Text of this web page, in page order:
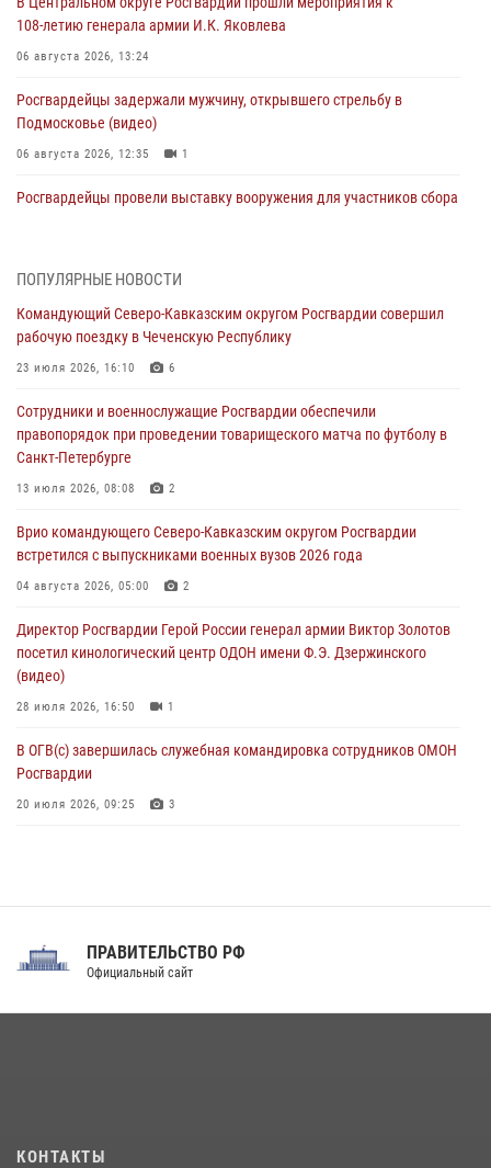
108‑летию генерала армии И.К. Яковлева
06 августа 2026, 13:24
Росгвардейцы задержали мужчину, открывшего стрельбу в
Подмосковье (видео)
06 августа 2026, 12:35 1
Росгвардейцы провели выставку вооружения для участников сбора
второй годовщине вторжения ВСУ на территорию области
06 августа 2026, 11:56
угрожавшего подростку травматическим пистолетом
06 августа 2026, 11:33 1
В Зауралье при содействии СОБР Росгвардии ликвидирована
06 августа 2026, 11:27
В Москве росгвардейцы задержали троих мужчин, устроивших
06 августа 2026, 11:20 1
ПОПУЛЯРНЫЕ НОВОСТИ
Командующий Северо-Кавказским округом Росгвардии совершил
рабочую поездку в Чеченскую Республику
23 июля 2026, 16:10 6
Сотрудники и военнослужащие Росгвардии обеспечили
правопорядок при проведении товарищеского матча по футболу в
Санкт-Петербурге
13 июля 2026, 08:08 2
Врио командующего Северо-Кавказским округом Росгвардии
встретился с выпускниками военных вузов 2026 года
04 августа 2026, 05:00 2
Директор Росгвардии Герой России генерал армии Виктор Золотов
посетил кинологический центр ОДОН имени Ф.Э. Дзержинского
(видео)
28 июля 2026, 16:50 1
В ОГВ(с) завершилась служебная командировка сотрудников ОМОН
Росгвардии
20 июля 2026, 09:25 3
Праздник «Один день с Росгвардией» к 105-летию Центрального
ПРАВИТЕЛЬСТВО РФ
Официальный сайт
КОНТАКТЫ